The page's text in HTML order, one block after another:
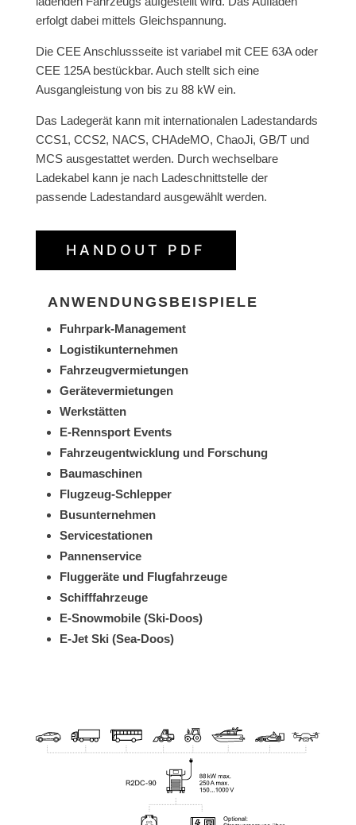
erfolgt dabei mittels Gleichspannung.
Die CEE Anschlussseite ist variabel mit CEE 63A oder
CEE 125A bestückbar. Auch stellt sich eine
Ausgangleistung von bis zu 88 kW ein.
Das Ladegerät kann mit internationalen Ladestandards
CCS1, CCS2, NACS, CHAdeMO, ChaoJi, GB/T und
MCS ausgestattet werden. Durch wechselbare
Ladekabel kann je nach Ladeschnittstelle der
passende Ladestandard ausgewählt werden.
HANDOUT PDF
ANWENDUNGSBEISPIELE
Fuhrpark-Management
Logistikunternehmen
Fahrzeugvermietungen
Gerätevermietungen
Werkstätten
E-Rennsport Events
Fahrzeugentwicklung und Forschung
Baumaschinen
Flugzeug-Schlepper
Busunternehmen
Servicestationen
Pannenservice
Fluggeräte und Flugfahrzeuge
Schifffahrzeuge
E-Snowmobile (Ski-Doos)
E-Jet Ski (Sea-Doos)